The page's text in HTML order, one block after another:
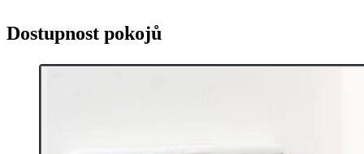
Dostupnost pokojů